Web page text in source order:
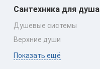
Сантехника для душа
Душевые системы
Верхние души
Показать ещё